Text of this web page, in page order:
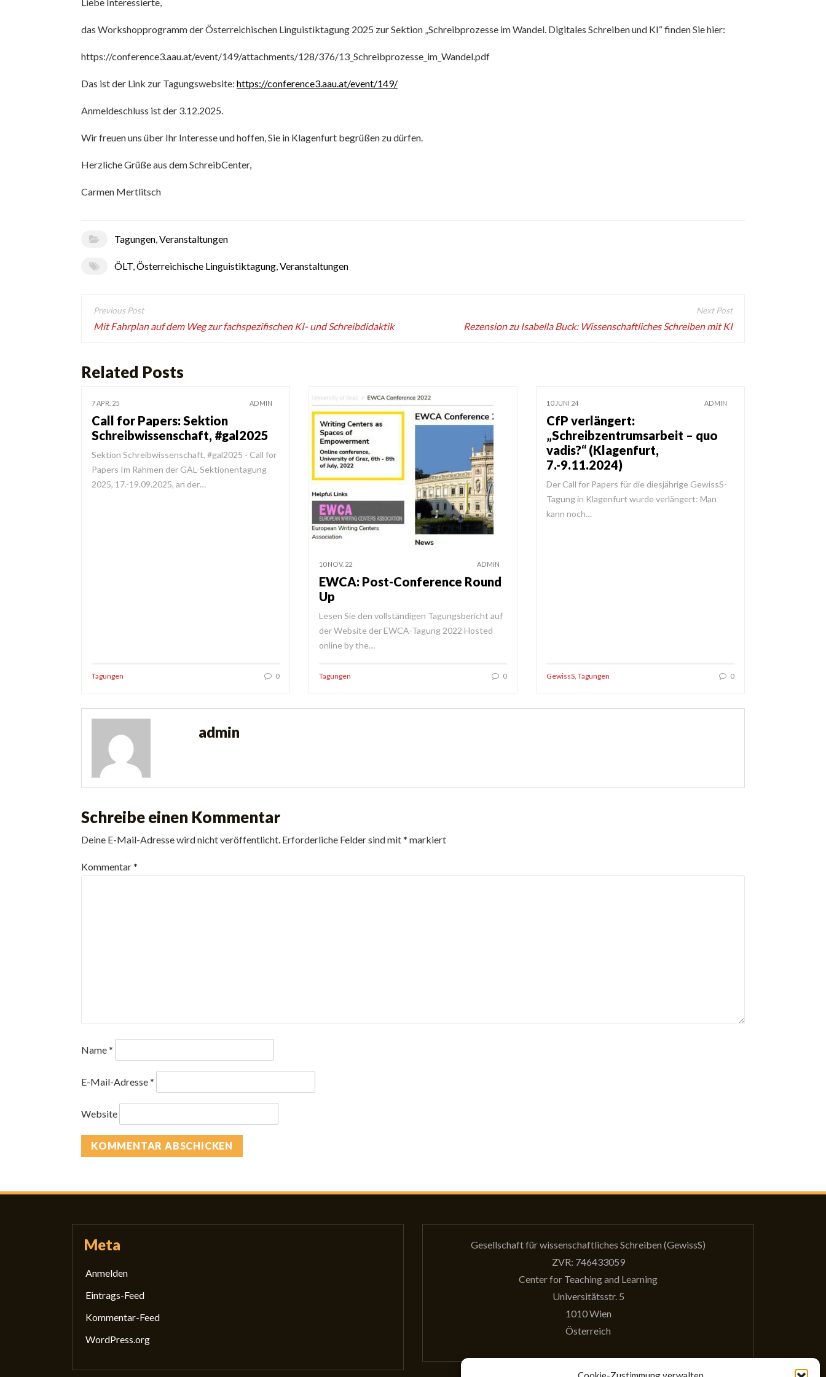
das Workshopprogramm der Österreichischen Linguistiktagung 2025 zur Sektion „Schreibprozesse im Wandel. Digitales Schreiben und KI“ finden Sie hier:
https://conference3.aau.at/event/149/attachments/128/376/13_Schreibprozesse_im_Wandel.pdf
Das ist der Link zur Tagungswebsite: https://conference3.aau.at/event/149/
Anmeldeschluss ist der 3.12.2025.
Wir freuen uns über Ihr Interesse und hoffen, Sie in Klagenfurt begrüßen zu dürfen.
Herzliche Grüße aus dem SchreibCenter,
Carmen Mertlitsch
Tagungen, Veranstaltungen
ÖLT, Österreichische Linguistiktagung, Veranstaltungen
Beitragsnavigation
Mit Fahrplan auf dem Weg zur fachspezifischen KI- und Schreibdidaktik Rezension zu Isabella Buck: Wissenschaftliches Schreiben mit KI
Related Posts
7 APR. 25 ADMIN
Call for Papers: Sektion
Schreibwissenschaft, #gal2025
Sektion Schreibwissenschaft, #gal2025 - Call for
Papers Im Rahmen der GAL-Sektionentagung
2025, 17.-19.09.2025, an der…
Tagungen 0
10 NOV. 22 ADMIN
EWCA: Post-Conference Round
Up
Lesen Sie den vollständigen Tagungsbericht auf
der Website der EWCA-Tagung 2022 Hosted
online by the…
Tagungen 0
10 JUNI 24 ADMIN
CfP verlängert:
„Schreibzentrumsarbeit – quo
vadis?“ (Klagenfurt,
7.-9.11.2024)
Der Call for Papers für die diesjährige GewissS-
Tagung in Klagenfurt wurde verlängert: Man
kann noch…
GewissS, Tagungen 0
admin
Schreibe einen Kommentar
Deine E-Mail-Adresse wird nicht veröffentlicht. Erforderliche Felder sind mit* markiert
Kommentar*
Name*
E-Mail-Adresse*
Website
Meta
Anmelden
Eintrags-Feed
Kommentar-Feed
WordPress.org
Gesellschaft für wissenschaftliches Schreiben (GewissS)
ZVR: 746433059
Center for Teaching and Learning
Universitätsstr. 5
1010 Wien
Österreich